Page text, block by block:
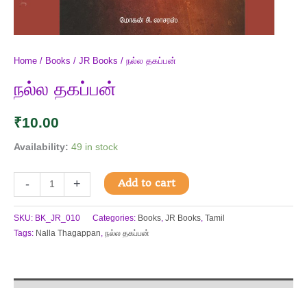
Home / Books / JR Books / நல்ல தகப்பன்
நல்ல தகப்பன்
₹10.00
Availability: 49 in stock
- + Add to cart
SKU: BK_JR_010 Categories: Books, JR Books, Tamil
Tags: Nalla Thagappan, நல்ல தகப்பன்